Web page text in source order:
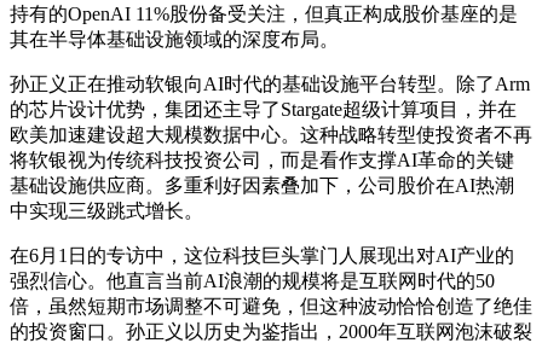
持有的OpenAI 11%股份备受关注，但真正构成股价基座的是
其在半导体基础设施领域的深度布局。
孙正义正在推动软银向AI时代的基础设施平台转型。除了Arm
的芯片设计优势，集团还主导了Stargate超级计算项目，并在
欧美加速建设超大规模数据中心。这种战略转型使投资者不再
将软银视为传统科技投资公司，而是看作支撑AI革命的关键
基础设施供应商。多重利好因素叠加下，公司股价在AI热潮
中实现三级跳式增长。
在6月1日的专访中，这位科技巨头掌门人展现出对AI产业的
强烈信心。他直言当前AI浪潮的规模将是互联网时代的50
倍，虽然短期市场调整不可避免，但这种波动恰恰创造了绝佳
的投资窗口。孙正义以历史为鉴指出，2000年互联网泡沫破裂